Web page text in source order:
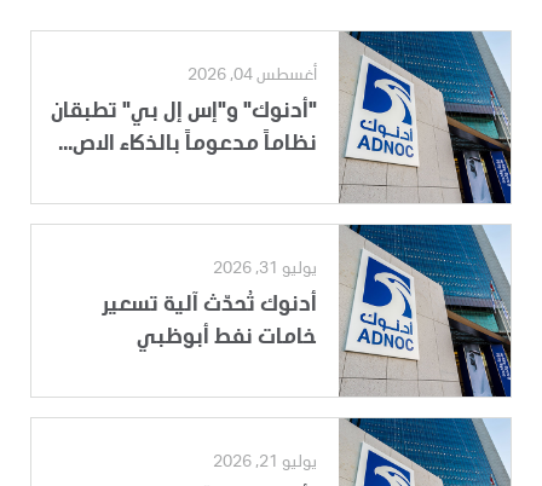
أغسطس 04, 2026
"أدنوك" و"إس إل بي" تطبقان
نظاماً مدعوماً بالذكاء الاص...
يوليو 31, 2026
أدنوك تُحدّث آلية تسعير
خامات نفط أبوظبي
يوليو 21, 2026